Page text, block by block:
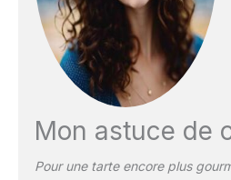
Mon astuce de
Pour une tarte encore plus